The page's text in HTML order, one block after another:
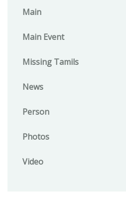
Main
Main Event
Missing Tamils
News
Person
Photos
Video